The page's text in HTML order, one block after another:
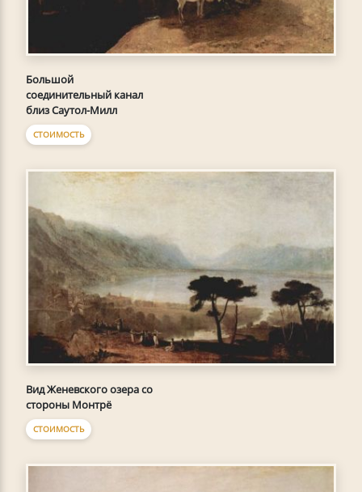
Большой
соединительный канал
близ Саутол-Милл
СТОИМОСТЬ
Вид Женевского озера со
стороны Монтрё
СТОИМОСТЬ